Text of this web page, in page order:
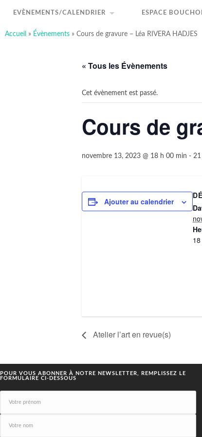
art-sous-x
Association ayant pour but de favoriser et
EVÈNEMENTS/CALENDRIER ESPACE
Accueil » Évènements » Cours de gravure – Léa RIVERA HADJES
« Tous les Évènements
Cet évènement est passé.
Cours de
novembre 13, 2023 @ 18 h 00 min - 21
Ajouter au calendrier
Atelier l’art en revue(s)
POUR VOUS ABONNER À NOTRE NEWSLETTER, REMPLISSEZ LE
FORMULAIRE CI-DESSOUS